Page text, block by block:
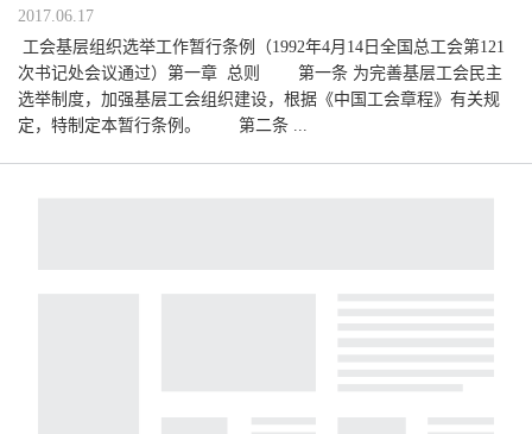
2017.06.17
工会基层组织选举工作暂行条例（1992年4月14日全国总工会第121
次书记处会议通过）第一章 总则 第一条 为完善基层工会民主
选举制度，加强基层工会组织建设，根据《中国工会章程》有关规
定，特制定本暂行条例。 第二条 ...